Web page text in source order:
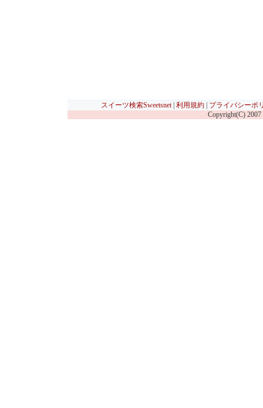
スイーツ検索Sweetsnet| 利用規約|
プライバシーポ
Copyright(C) 2007